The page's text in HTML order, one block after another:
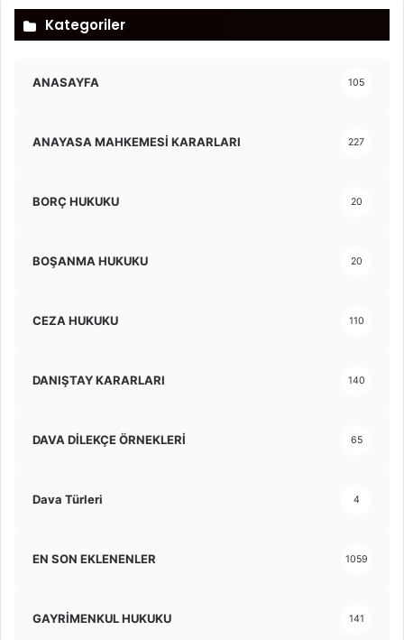
Kategoriler
ANASAYFA 105
ANAYASA MAHKEMESİ KARARLARI 227
BORÇ HUKUKU 20
BOŞANMA HUKUKU 20
CEZA HUKUKU 110
DANIŞTAY KARARLARI 140
DAVA DİLEKÇE ÖRNEKLERİ 65
Dava Türleri 4
EN SON EKLENENLER 1059
GAYRİMENKUL HUKUKU 141